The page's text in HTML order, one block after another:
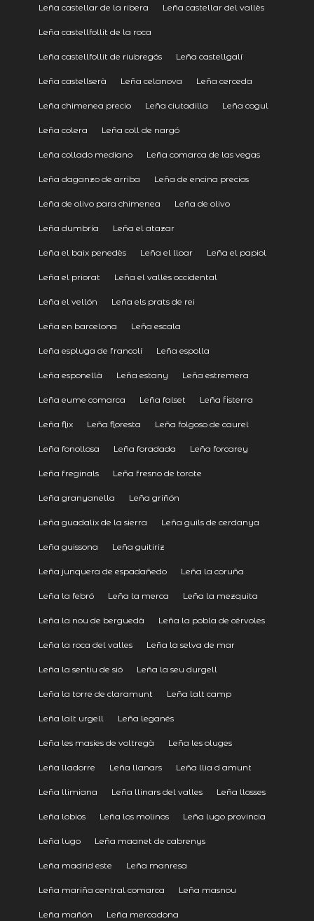
Leña castellar de la ribera Leña castellar del vallès
Leña castellfollit de la roca
Leña castellfollit de riubregós Leña castellgalí
Leña castellserà Leña celanova Leña cerceda
Leña chimenea precio Leña ciutadilla Leña cogul
Leña colera Leña coll de nargó
Leña collado mediano Leña comarca de las vegas
Leña daganzo de arriba Leña de encina precios
Leña de olivo para chimenea Leña de olivo
Leña dumbría Leña el atazar
Leña el baix penedès Leña el lloar Leña el papiol
Leña el priorat Leña el vallès occidental
Leña el vellón Leña els prats de rei
Leña en barcelona Leña escala
Leña espluga de francolí Leña espolla
Leña esponellà Leña estany Leña estremera
Leña eume comarca Leña falset Leña fisterra
Leña flix Leña floresta Leña folgoso de caurel
Leña fonollosa Leña foradada Leña forcarey
Leña freginals Leña fresno de torote
Leña granyanella Leña griñón
Leña guadalix de la sierra Leña guils de cerdanya
Leña guissona Leña guitiriz
Leña junquera de espadañedo Leña la coruña
Leña la febró Leña la merca Leña la mezquita
Leña la nou de berguedà Leña la pobla de cérvoles
Leña la roca del valles Leña la selva de mar
Leña la sentiu de sió Leña la seu durgell
Leña la torre de claramunt Leña lalt camp
Leña lalt urgell Leña leganés
Leña les masies de voltregà Leña les oluges
Leña lladorre Leña llanars Leña llia d amunt
Leña llimiana Leña llinars del valles Leña llosses
Leña lobios Leña los molinos Leña lugo provincia
Leña lugo Leña maanet de cabrenys
Leña madrid este Leña manresa
Leña mariña central comarca Leña masnou
Leña mañón Leña mercadona